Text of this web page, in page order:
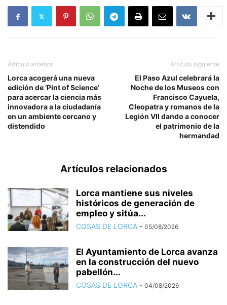
Artículo anterior
Lorca acogerá una nueva
edición de ‘Pint of Science’
para acercar la ciencia más
innovadora a la ciudadanía
en un ambiente cercano y
distendido
Artículo siguiente
El Paso Azul celebrará la
Noche de los Museos con
Francisco Cayuela,
Cleopatra y romanos de la
Legión VII dando a conocer
el patrimonio de la
hermandad
Artículos relacionados
Lorca mantiene sus niveles
históricos de generación de
empleo y sitúa...
COSAS DE LORCA - 05/08/2026
El Ayuntamiento de Lorca avanza
en la construcción del nuevo
pabellón...
COSAS DE LORCA - 04/08/2026